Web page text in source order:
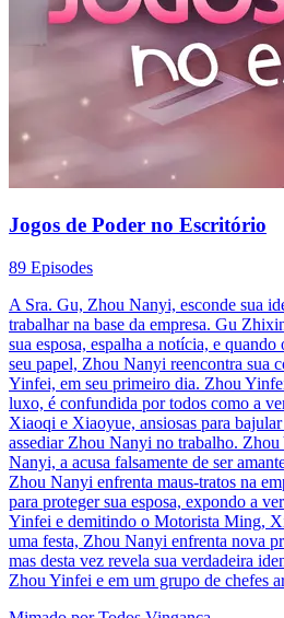
Jogos de Poder no Escritório
89 Episodes
A Sra. Gu, Zhou Nanyi, esconde sua
trabalhar na base da empresa. Gu
sua esposa, espalha a notícia, e
seu papel, Zhou Nanyi reencontra sua
Yinfei, em seu primeiro dia. Zhou
luxo, é confundida por todos como a
Xiaoqi e Xiaoyue, ansiosas para
assediar Zhou Nanyi no trabalho.
Nanyi, a acusa falsamente de ser
Zhou Nanyi enfrenta maus-tratos na
para proteger sua esposa, expondo a
Yinfei e demitindo o Motorista Ming,
uma festa, Zhou Nanyi enfrenta nova
mas desta vez revela sua verdadeira
Zhou Yinfei e em um grupo de chefes